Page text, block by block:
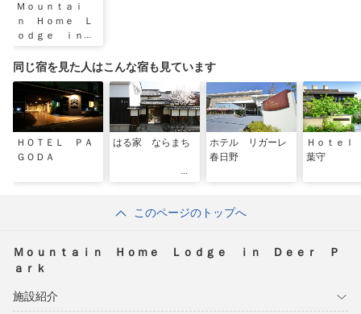
Ｍｏｕｎｔａｉ
ｎ Ｈｏｍｅ Ｌ
ｏｄｇｅ ｉｎ
ｋ
同じ宿を見た人はこんな宿も見ています
ＨＯＴＥＬ ＰＡ
ＧＯＤＡ
はる家 ならまち
ホテル リガーレ
春日野
Ｈｏｔｅ
葉守
このページのトップへ
Ｍｏｕｎｔａｉｎ Ｈｏｍｅ Ｌｏｄｇｅ ｉｎ Ｄｅｅｒ Ｐ
ａｒｋ
施設紹介